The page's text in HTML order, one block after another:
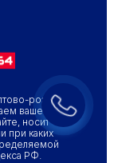
розничной
ваше
носит
при каких
РФ.